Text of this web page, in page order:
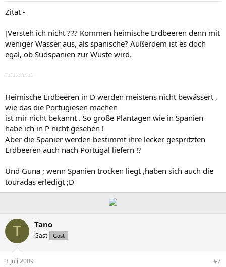
Zitat -
[Versteh ich nicht ??? Kommen heimische Erdbeeren denn mit
weniger Wasser aus, als spanische? Außerdem ist es doch
egal, ob Südspanien zur Wüste wird.
-----------
Heimische Erdbeeren in D werden meistens nicht bewässert ,
wie das die Portugiesen machen
ist mir nicht bekannt . So große Plantagen wie in Spanien
habe ich in P nicht gesehen !
Aber die Spanier werden bestimmt ihre lecker gespritzten
Erdbeeren auch nach Portugal liefern !?
Und Guna ; wenn Spanien trocken liegt ,haben sich auch die
touradas erledigt ;D
T Tano
Gast Gast
3 Juli 2009 #7